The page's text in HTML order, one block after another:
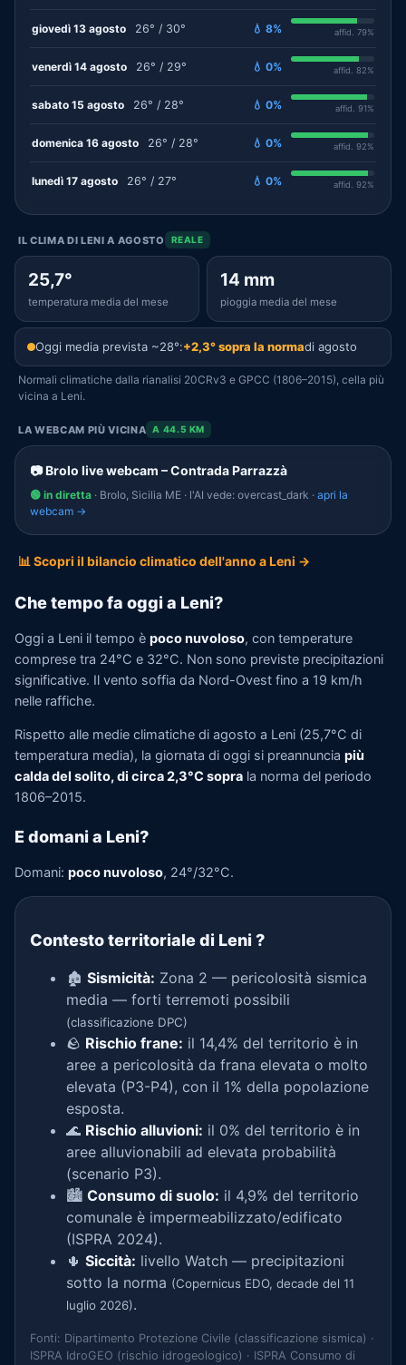
giovedì 13 agosto 26° / 30° 💧 8% affid. 79%
venerdì 14 agosto 26° / 29° 💧 0% affid. 82%
sabato 15 agosto 26° / 28° 💧 0% affid. 91%
domenica 16 agosto 26° / 28° 💧 0% affid. 92%
lunedì 17 agosto 26° / 27° 💧 0% affid. 92%
IL CLIMA DI LENI A AGOSTO REALE
25,7°
temperatura media del mese
14 mm
pioggia media del mese
Oggi media prevista ~28°:+2,3° sopra la normadi agosto
Normali climatiche dalla rianalisi 20CRv3 e GPCC (1806–2015), cella più
vicina a Leni.
LA WEBCAM PIÙ VICINA A 44.5 KM
📷 Brolo live webcam – Contrada Parrazzà
🟢 in diretta · Brolo, Sicilia ME · l'AI vede: overcast_dark · apri la
webcam →
📊 Scopri il bilancio climatico dell'anno a Leni →
Che tempo fa oggi a Leni?
Oggi a Leni il tempo è poco nuvoloso, con temperature
comprese tra 24°C e 32°C. Non sono previste precipitazioni
significative. Il vento soffia da Nord-Ovest fino a 19 km/h
nelle raffiche.
Rispetto alle medie climatiche di agosto a Leni (25,7°C di
temperatura media), la giornata di oggi si preannuncia più
calda del solito, di circa 2,3°C sopra la norma del periodo
1806–2015.
E domani a Leni?
Domani: poco nuvoloso, 24°/32°C.
Contesto territoriale di Leni ?
🏚️ Sismicità: Zona 2 — pericolosità sismica
media — forti terremoti possibili
(classificazione DPC)
🪨 Rischio frane: il 14,4% del territorio è in
aree a pericolosità da frana elevata o molto
elevata (P3-P4), con il 1% della popolazione
esposta.
🌊 Rischio alluvioni: il 0% del territorio è in
aree alluvionabili ad elevata probabilità
(scenario P3).
🏙️ Consumo di suolo: il 4,9% del territorio
comunale è impermeabilizzato/edificato
(ISPRA 2024).
🌵 Siccità: livello Watch — precipitazioni
sotto la norma (Copernicus EDO, decade del 11
luglio 2026).
Fonti: Dipartimento Protezione Civile (classificazione sismica) ·
ISPRA IdroGEO (rischio idrogeologico) · ISPRA Consumo di